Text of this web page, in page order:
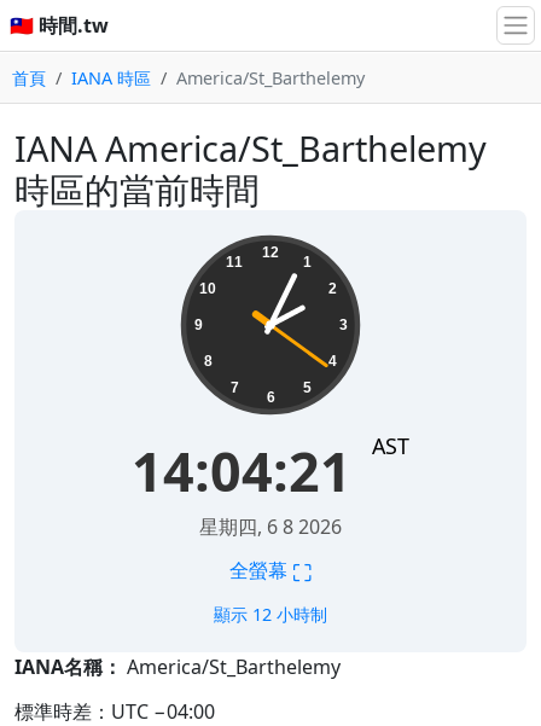
🇹🇼 時間.tw
首頁 IANA 時區 America/St_Barthelemy
IANA America/St_Barthelemy
時區的當前時間
12
1
2
3
4
5
6
7
8
9
10
11
14:04:21 AST
星期四, 6 8 2026
全螢幕 ⛶
顯示 12 小時制
IANA名稱： America/St_Barthelemy
標準時差：UTC −04:00